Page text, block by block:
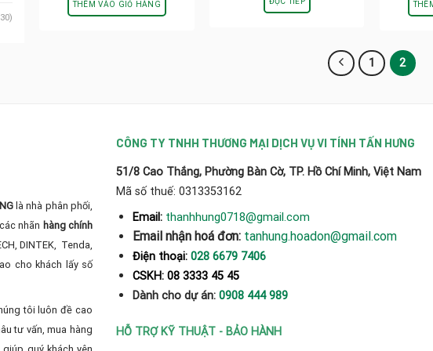
THÊM VÀO GIỎ HÀNG
1 2
là nhà phân phối,
nhãn hàng chính
DINTEK, Tenda,
cho khách lấy số
tôi luôn đề cao
tư vấn, mua hàng
CÔNG TY TNHH THƯƠNG MẠI DỊCH VỤ VI TÍNH TẤN HƯNG
51/8 Cao Thắng, Phường Bàn Cờ, TP. Hồ Chí Minh, Việt Nam
Mã số thuế: 0313353162
Email: thanhhung0718@gmail.com
Email nhận hoá đơn: tanhung.hoadon@gmail.com
Điện thoại: 028 6679 7406
CSKH: 08 3333 45 45
Dành cho dự án: 0908 444 989
HỖ TRỢ KỸ THUẬT - BẢO HÀNH